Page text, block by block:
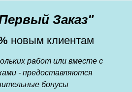
Заказ"
новым клиентам
работ или вместе с
- предоставляются
бонусы